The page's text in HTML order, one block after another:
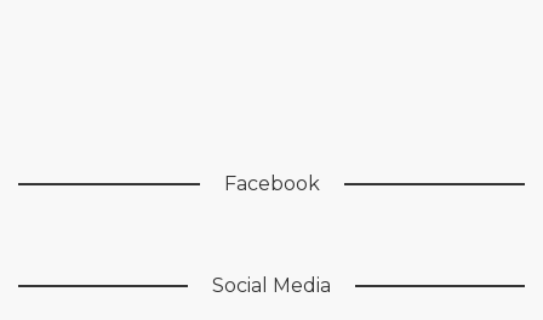
Facebook
Social Media